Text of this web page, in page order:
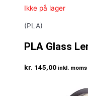
Ikke på lager
(PLA)
PLA Glass
kr. 145,00 inkl. moms